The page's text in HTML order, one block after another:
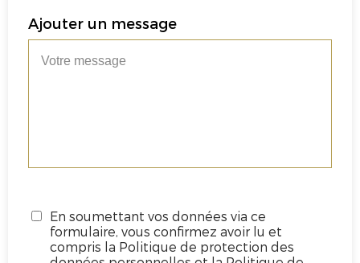
Ajouter un message
En soumettant vos données via ce
formulaire, vous confirmez avoir lu et
compris la Politique de protection des